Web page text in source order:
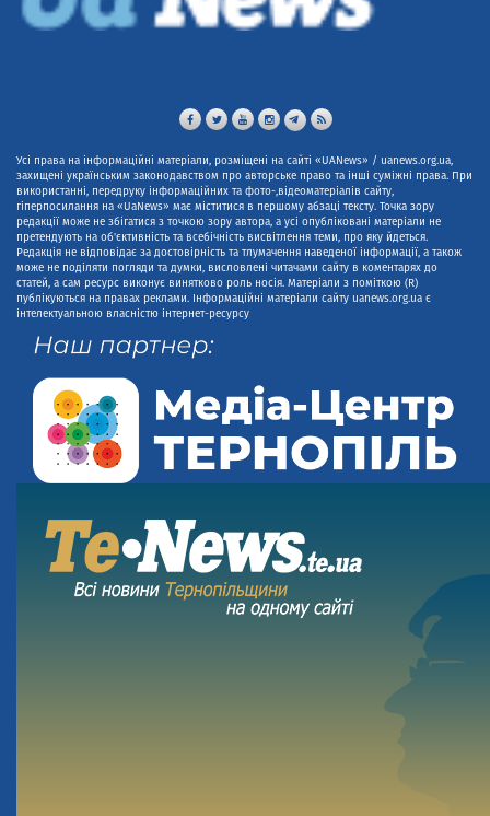
Усі права на інформаційні матеріали, розміщені на сайті «UANews» / uanews.org.ua,
захищені українським законодавством про авторське право та інші суміжні права. При
використанні, передруку інформаційних та фото-,відеоматеріалів сайту,
гіперпосилання на «UaNews» має міститися в першому абзаці тексту. Точка зору
редакції може не збігатися з точкою зору автора, а усі опубліковані матеріали не
претендують на об'єктивність та всебічність висвітлення теми, про яку йдеться.
Редакція не відповідає за достовірність та тлумачення наведеної інформації, а також
може не поділяти погляди та думки, висловлені читачами сайту в коментарях до
статей, а сам ресурс виконує винятково роль носія. Матеріали з поміткою (R)
публікуються на правах реклами. Інформаційні матеріали сайту uanews.org.ua є
інтелектуальною власністю інтернет-ресурсу